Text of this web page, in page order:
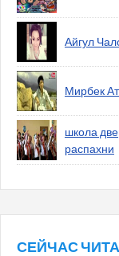
Айгул
Мирбек
школа
распахни
СЕЙЧАС